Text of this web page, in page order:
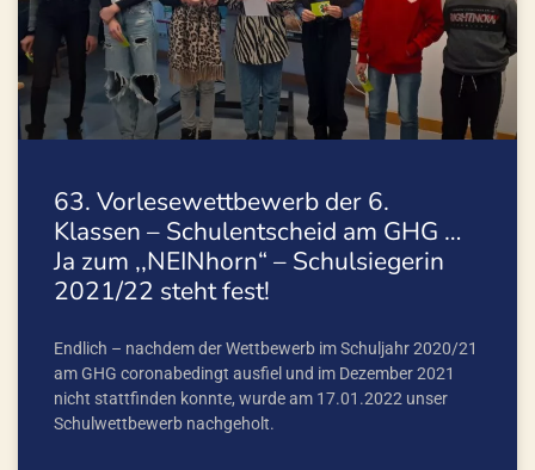
63. Vorlesewettbewerb der 6.
Klassen – Schulentscheid am GHG …
Ja zum ,,NEINhorn“ – Schulsiegerin
2021/22 steht fest!
Endlich – nachdem der Wettbewerb im Schuljahr 2020/21
am GHG coronabedingt ausfiel und im Dezember 2021
nicht stattfinden konnte, wurde am 17.01.2022 unser
Schulwettbewerb nachgeholt.